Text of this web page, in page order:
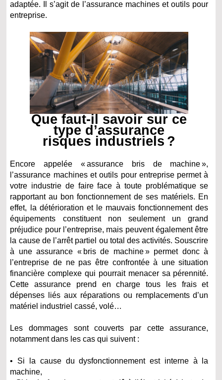
adaptée. Il s’agit de l’assurance machines et outils pour
entreprise.
Que faut-il savoir sur ce
type d’assurance
risques industriels ?
Encore appelée « assurance bris de machine »,
l’assurance machines et outils pour entreprise permet à
votre industrie de faire face à toute problématique se
rapportant au bon fonctionnement de ses matériels. En
effet, la détérioration et le mauvais fonctionnement des
équipements constituent non seulement un grand
préjudice pour l’entreprise, mais peuvent également être
la cause de l’arrêt partiel ou total des activités. Souscrire
à une assurance « bris de machine » permet donc à
l’entreprise de ne pas être confrontée à une situation
financière complexe qui pourrait menacer sa pérennité.
Cette assurance prend en charge tous les frais et
dépenses liés aux réparations ou remplacements d’un
matériel industriel cassé, volé…
Les dommages sont couverts par cette assurance,
notamment dans les cas qui suivent :
• Si la cause du dysfonctionnement est interne à la
machine,